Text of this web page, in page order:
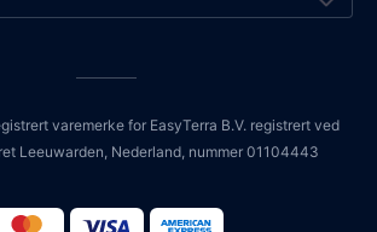
varemerke for EasyTerra B.V. registrert ved
Leeuwarden, Nederland, nummer 01104443